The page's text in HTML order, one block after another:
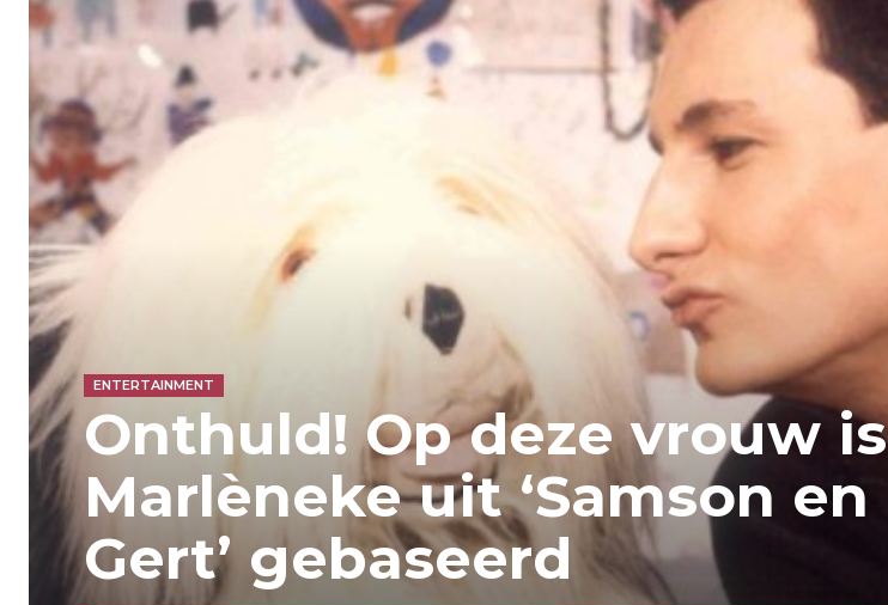
ENTERTAINMENT
Onthuld! Op deze vrouw is
Marlèneke uit ‘Samson en
Gert’ gebaseerd